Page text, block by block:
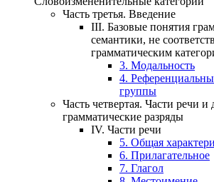
Часть третья. Введение
III. Базовые понятия
семантики, не
грамматическим
3. Модальность
4.
группы
Часть четвертая. Части речи и
грамматические разряды
IV. Части речи
5. Общая
6. Прилагательное
7. Глагол